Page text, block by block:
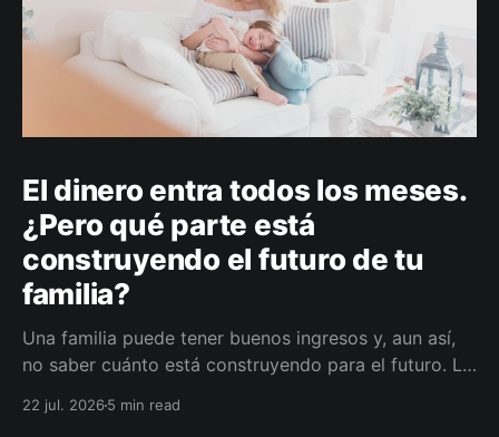
El dinero entra todos los meses.
¿Pero qué parte está
construyendo el futuro de tu
familia?
Una familia puede tener buenos ingresos y, aun así,
no saber cuánto está construyendo para el futuro. La
darle a cada parte del ingreso un propósito, un plazo
22 jul. 20265 min read